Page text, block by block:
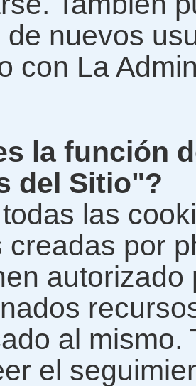
de nuevos
con La
la función
del Sitio"?
las
creadas por
autorizado
al mismo.
el